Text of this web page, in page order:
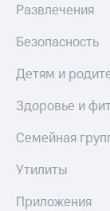
Все
Развлечения
Безопасность
Детям и
Здоровье и
Семейная
Утилиты
Приложения